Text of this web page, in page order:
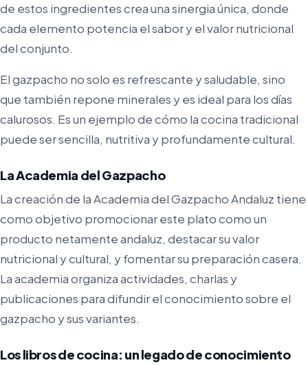
de estos ingredientes crea una sinergia única, donde
cada elemento potencia el sabor y el valor nutricional
del conjunto.
El gazpacho no solo es refrescante y saludable, sino
que también repone minerales y es ideal para los días
calurosos. Es un ejemplo de cómo la cocina tradicional
puede ser sencilla, nutritiva y profundamente cultural.
La Academia del Gazpacho
La creación de la Academia del Gazpacho Andaluz tiene
como objetivo promocionar este plato como un
producto netamente andaluz, destacar su valor
nutricional y cultural, y fomentar su preparación casera.
La academia organiza actividades, charlas y
publicaciones para difundir el conocimiento sobre el
gazpacho y sus variantes.
Los libros de cocina: un legado de conocimiento